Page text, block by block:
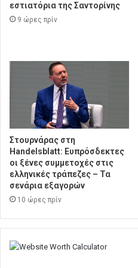
εστιατόρια της Σαντορίνης
9 ώρες πρίν
Στουρνάρας στη
Handelsblatt: Ευπρόσδεκτες
οι ξένες συμμετοχές στις
ελληνικές τράπεζες – Τα
σενάρια εξαγορών
10 ώρες πρίν